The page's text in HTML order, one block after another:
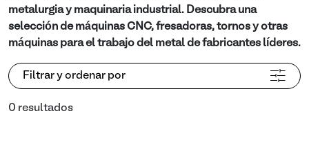
metalurgia y maquinaria industrial. Descubra una
selección de máquinas CNC, fresadoras, tornos y otras
máquinas para el trabajo del metal de fabricantes líderes.
Filtrar y ordenar por
0 resultados